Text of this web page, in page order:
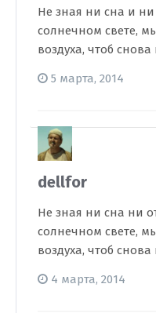
Не зная ни сна и
солнечном свете,
воздуха, чтоб
5 марта, 2014
dellfor
Не зная ни сна ни
солнечном свете,
воздуха, чтоб
4 марта, 2014